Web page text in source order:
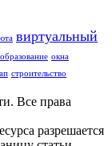
виртуальный
образование окна
строительство
Все права
разрешается